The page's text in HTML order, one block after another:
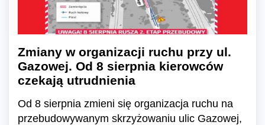
Zmiany w organizacji ruchu przy ul.
Gazowej. Od 8 sierpnia kierowców
czekają utrudnienia
Od 8 sierpnia zmieni się organizacja ruchu na
przebudowywanym skrzyżowaniu ulic Gazowej,